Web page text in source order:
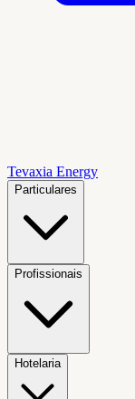
Tevaxia Energy
Particulares
Profissionais
Hotelaria